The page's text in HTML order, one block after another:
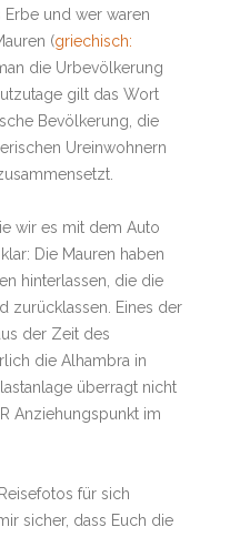
und wer waren
(griechisch:
die Urbevölkerung
gilt das Wort
Bevölkerung, die
Ureinwohnern
wir es mit dem Auto
Die Mauren haben
hinterlassen, die die
zurücklassen. Eines der
der Zeit des
die Alhambra in
überragt nicht
Anziehungspunkt im
für sich
sicher, dass Euch die